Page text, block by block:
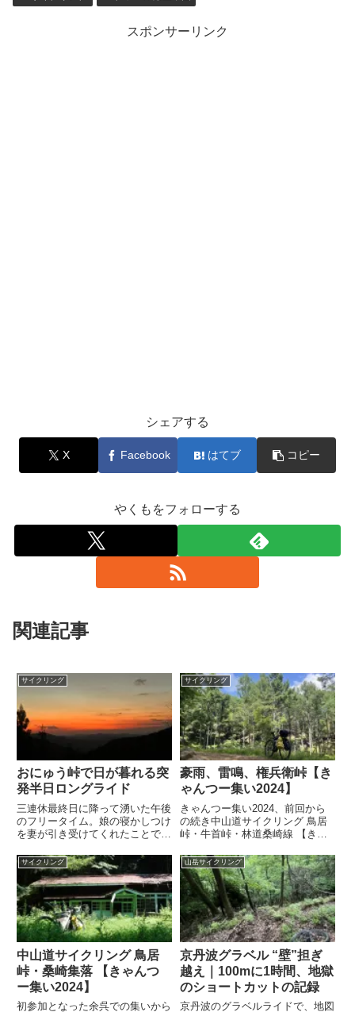
スポンサーリンク
シェアする
X Facebook はてブ コピー
やくもをフォローする
関連記事
サイクリング
おにゅう峠で日が暮れる突
発半日ロングライド
三連休最終日に降って湧いた午後
のフリータイム。娘の寝かしつけ
を妻が引き受けてくれたことで門
でおよそ12時間を自由に使え
る。さあどうしようか。最近ロン
グ&ナイトライドってやつをめっ
きりやってなかったので、とりあ
え...
サイクリング
豪雨、雷鳴、権兵衛峠【き
ゃんつー集い2024】
きゃんつー集い2024、前回から
の続き中山道サイクリング 鳥居
峠・牛首峠・林道桑崎線 【きゃ
２日目の朝。目を開けると緑のテ
ントの中。数秒のフリーズ、伸び
をしてリブート。暑くもなく、寒
くもなく、爽やかな空気。そ...
サイクリング
中山道サイクリング 鳥居
峠・桑崎集落 【きゃんつ
ー集い2024】
初参加となった余呉での集いから
山岳サイクリング
京丹波グラベル “壁”担ぎ
越え｜100mに1時間、地獄
のショートカットの記録
京丹波のグラベルライドで、地図